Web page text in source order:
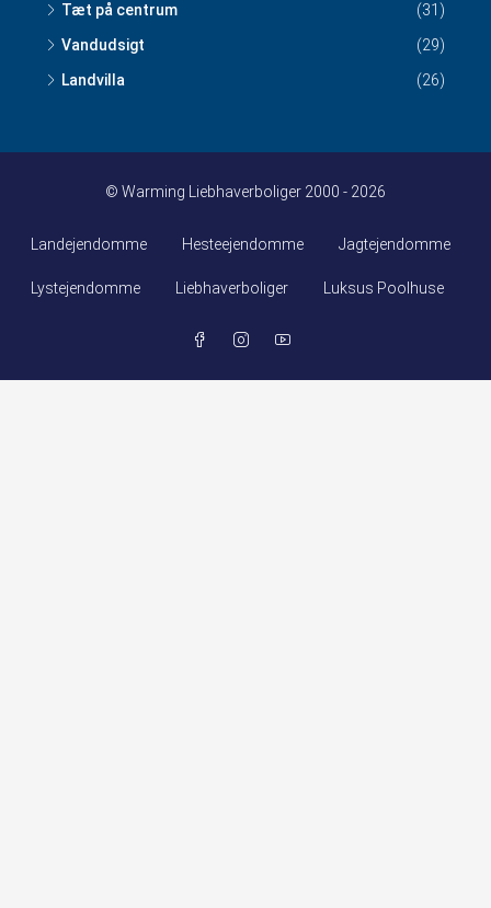
Tæt på centrum
(31)
Vandudsigt
(29)
Landvilla
(26)
© Warming Liebhaverboliger 2000 - 2026
Landejendomme Hesteejendomme Jagtejendomme
Lystejendomme Liebhaverboliger Luksus Poolhuse